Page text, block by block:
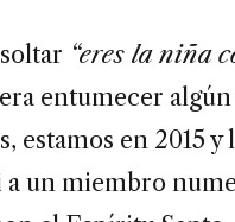
“eres la niña
entumecer
estamos en 2015 y
a un miembro